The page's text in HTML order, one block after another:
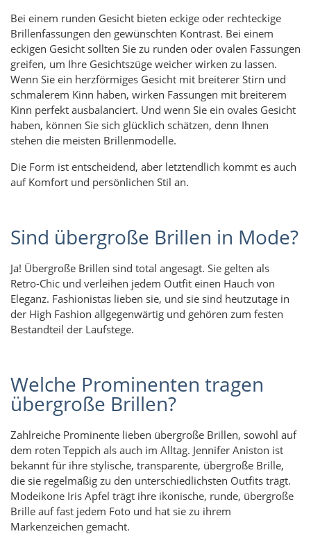
Bei einem runden Gesicht bieten eckige oder rechteckige
Brillenfassungen den gewünschten Kontrast. Bei einem
eckigen Gesicht sollten Sie zu runden oder ovalen Fassungen
greifen, um Ihre Gesichtszüge weicher wirken zu lassen.
Wenn Sie ein herzförmiges Gesicht mit breiterer Stirn und
schmalerem Kinn haben, wirken Fassungen mit breiterem
Kinn perfekt ausbalanciert. Und wenn Sie ein ovales Gesicht
haben, können Sie sich glücklich schätzen, denn Ihnen
stehen die meisten Brillenmodelle.
Die Form ist entscheidend, aber letztendlich kommt es auch
auf Komfort und persönlichen Stil an.
Sind übergroße Brillen in Mode?
Ja! Übergroße Brillen sind total angesagt. Sie gelten als
Retro-Chic und verleihen jedem Outfit einen Hauch von
Eleganz. Fashionistas lieben sie, und sie sind heutzutage in
der High Fashion allgegenwärtig und gehören zum festen
Bestandteil der Laufstege.
Welche Prominenten tragen
übergroße Brillen?
Zahlreiche Prominente lieben übergroße Brillen, sowohl auf
dem roten Teppich als auch im Alltag. Jennifer Aniston ist
bekannt für ihre stylische, transparente, übergroße Brille,
die sie regelmäßig zu den unterschiedlichsten Outfits trägt.
Modeikone Iris Apfel trägt ihre ikonische, runde, übergroße
Brille auf fast jedem Foto und hat sie zu ihrem
Markenzeichen gemacht.